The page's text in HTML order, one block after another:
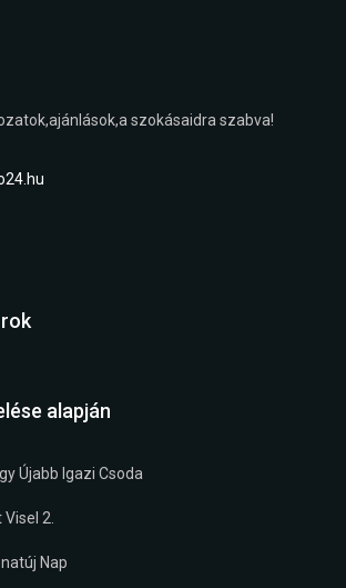
szokásaidra szabva!
alapján
Újabb Igazi Csoda
2.
Nap